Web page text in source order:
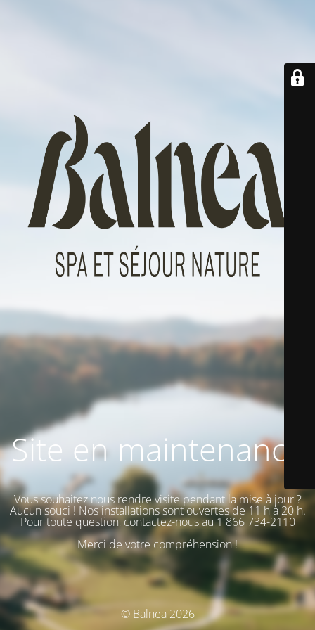
Site en maintenance
Vous souhaitez nous rendre visite pendant la mise à jour ?
Aucun souci ! Nos installations sont ouvertes de 11 h à 20 h.
Pour toute question, contactez-nous au 1 866 734-2110
Merci de votre compréhension !
© Balnea 2026